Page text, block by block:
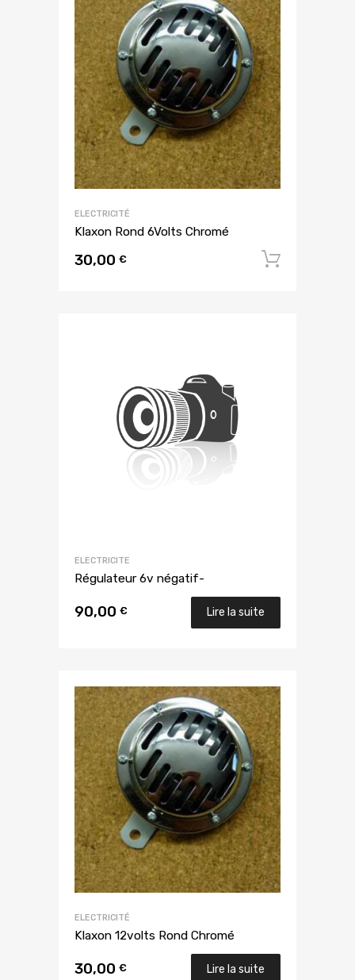
ELECTRICITÉ
Klaxon Rond 6Volts Chromé
30,00 €
ELECTRICITE
Régulateur 6v négatif-
90,00 € Lire la suite
ELECTRICITÉ
Klaxon 12volts Rond Chromé
30,00 € Lire la suite